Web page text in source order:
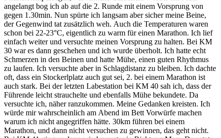
angelangt bog ich ab auf die 2. Runde mit einem Vorsprung von
gegen 1.30min. Nun spürte ich langsam aber sicher meine Beine,
der Gegenwind tat zusätzlich weh. Auch die Temperaturen waren
schon bei 22-23°C, eigentlich zu warm für einen Marathon. Ich lief
einfach weiter und versuchte meinen Vorsprung zu halten. Bei KM
30 war es dann geschehen und ich wurde überholt. Ich hatte echt
Schmerzen in den Beinen und hatte Mühe, einen guten Rhythmus
zu laufen. Ich versuchte aber in Schlagdistanz zu bleiben. Ich dachte
oft, dass ein Stockerlplatz auch gut sei, 2. bei einem Marathon ist
auch stark. Bei der letzten Labestation bei KM 40 sah ich, dass der
Führende leicht strauchelte und ebenfalls Mühe bekundete. Da
versuchte ich, näher ranzukommen. Meine Gedanken kreisten. Ich
würde mir wahrscheinlich am Abend im Bett Vorwürfe machen
warum ich nicht angegriffen hätte. 30km führen bei einem
Marathon, und dann nicht versuchen zu gewinnen, das geht nicht.